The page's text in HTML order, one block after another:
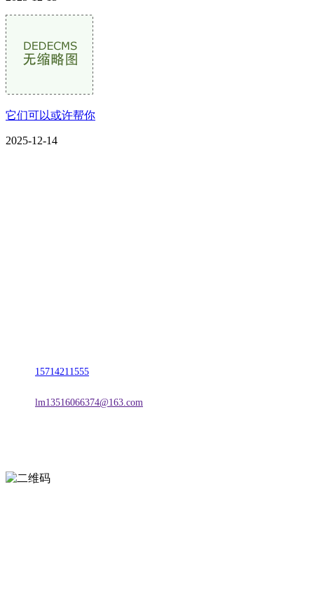
它们可以或许帮你
2025-12-14
15714211555
lm13516066374@163.com